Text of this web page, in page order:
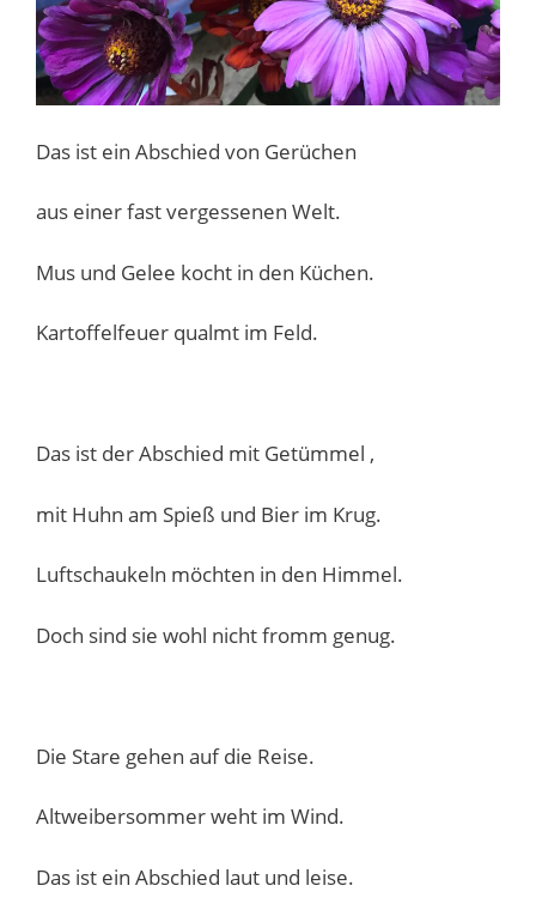
Das ist ein Abschied von Gerüchen
aus einer fast vergessenen Welt.
Mus und Gelee kocht in den Küchen.
Kartoffelfeuer qualmt im Feld.
Das ist der Abschied mit Getümmel ,
mit Huhn am Spieß und Bier im Krug.
Luftschaukeln möchten in den Himmel.
Doch sind sie wohl nicht fromm genug.
Die Stare gehen auf die Reise.
Altweibersommer weht im Wind.
Das ist ein Abschied laut und leise.